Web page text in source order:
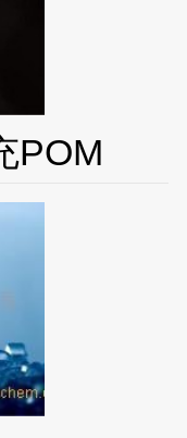
POM